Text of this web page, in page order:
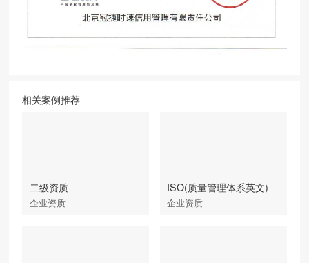
相关案例推荐
二级资质
企业资质
ISO(质量管理体系英文)
企业资质